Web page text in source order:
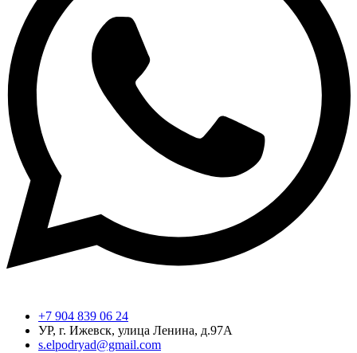
+7 904 839 06 24
УР, г. Ижевск, улица Ленина, д.97А
s.elpodryad@gmail.com